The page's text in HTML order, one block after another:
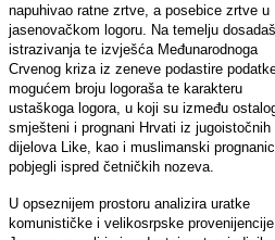
napuhivao ratne zrtve, a posebice zrtve u
jasenovačkom logoru. Na temelju
istrazivanja te izvješća Međunarodnoga
Crvenog kriza iz zeneve podastire
mogućem broju logoraša te karakteru
ustaškoga logora, u koji su između
smješteni i prognani Hrvati iz jugoistočnih
dijelova Like, kao i muslimanski
pobjegli ispred četničkih nozeva.
U opseznijem prostoru analizira uratke
komunističke i velikosrpske